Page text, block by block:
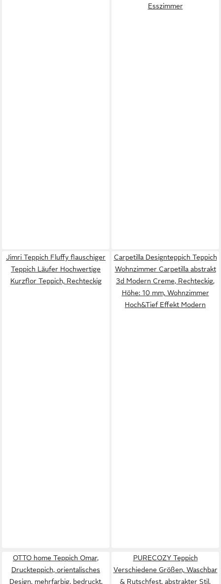
Esszimmer
Jimri Teppich Fluffy flauschiger
Teppich Läufer Hochwertige
Kurzflor Teppich, Rechteckig
Carpetilla Designteppich Teppich
Wohnzimmer Carpetilla abstrakt
3d Modern Creme, Rechteckig,
Höhe: 10 mm, Wohnzimmer
Hoch&Tief Effekt Modern
OTTO home Teppich Omar,
Druckteppich, orientalisches
Design, mehrfarbig, bedruckt,
PURECOZY Teppich
Verschiedene Größen, Waschbar
& Rutschfest, abstrakter Stil,